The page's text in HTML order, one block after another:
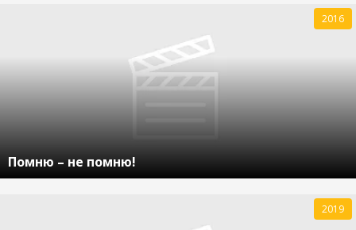
Помню – не помню!
2016
2019